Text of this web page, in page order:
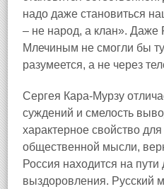
надо даже становиться
– не народ, а клан». Даже
Млечиным не смогли бы
разумеется, а не через
Сергея Кара‑Мурзу
суждений и смелость
характерное свойство
общественной мысли,
Россия находится на пути
выздоровления. Русский